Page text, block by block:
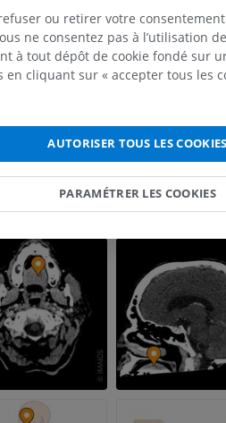
Gray's Anatomy of the Human Body,
107/).
GRATUIT
PREMIUM
ou retirer votre
ne consentez pas à l’utilisation
à tout dépôt de cookie fondé sur
en cliquant sur « accepter tous les
AUTORISER TOUS LES COOKIES
PARAMÉTRER LES COOKIES